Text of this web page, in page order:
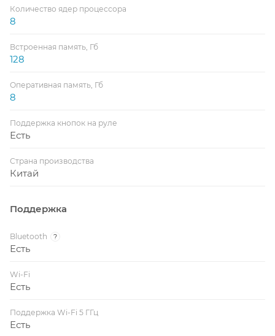
Количество ядер процессора
8
Встроенная память, Гб
128
Оперативная память, Гб
8
Поддержка кнопок на руле
Есть
Страна производства
Китай
Поддержка
Bluetooth ?
Есть
Wi-Fi
Есть
Поддержка Wi-Fi 5 ГГц
Есть